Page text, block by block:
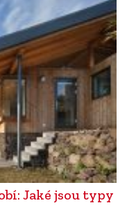
Jaké jsou typy